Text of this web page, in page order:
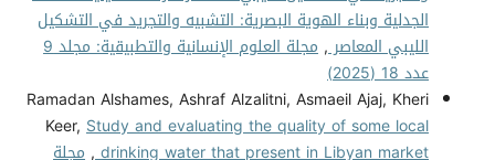
الجدلية وبناء الهوية البصرية: التشبيه والتجريد في التشكيل
الليبي المعاصر,
مجلة العلوم الإنسانية والتطبيقية: مجلد 9
عدد 18 (2025)
Ramadan Alshames, Ashraf Alzalitni, Asmaeil Ajaj, Kheri
Keer,Study and evaluating the quality of some local
drinking water that present in Libyan market
, مجلة